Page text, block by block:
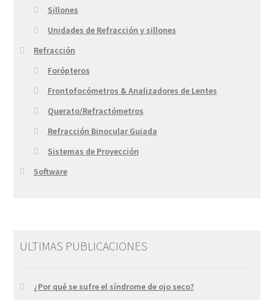
Sillones
Unidades de Refracción y sillones
Refracción
Forópteros
Frontofocómetros & Analizadores de Lentes
Querato/Refractómetros
Refracción Binocular Guiada
Sistemas de Proyección
Software
ULTIMAS PUBLICACIONES
¿Por qué se sufre el síndrome de ojo seco?